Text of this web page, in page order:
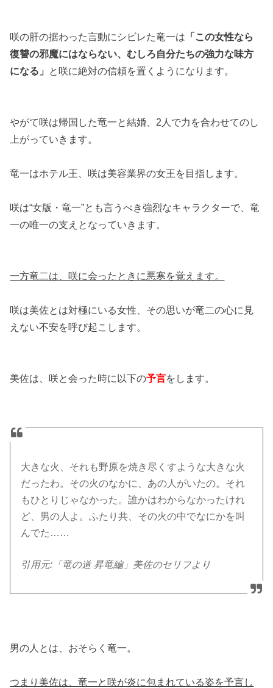
咲の肝の据わった言動にシビレた竜一は 「この女性なら
復讐の邪魔にはならない、むしろ自分たちの強力な味方
になる」
と咲に絶対の信頼を置くようになります。
やがて咲は帰国した竜一と結婚、2人で力を合わせてのし
上がっていきます。
竜一はホテル王、咲は美容業界の女王を目指します。
咲は“女版・竜一”とも言うべき強烈なキャラクターで、竜
一の唯一の支えとなっていきます。
一方竜二は、咲に会ったときに悪寒を覚えます。
咲は美佐とは対極にいる女性、その思いが竜二の心に見
えない不安を呼び起こします。
美佐は、咲と会った時に以下の予言をします。
大きな火、それも野原を焼き尽くすような大きな火
だったわ。その火のなかに、あの人がいたの。それ
もひとりじゃなかった。誰かはわからなかったけれ
ど、男の人よ。ふたり共、その火の中でなにかを叫
んでた……
引用元:「竜の道 昇竜編」美佐のセリフより
男の人とは、おそらく竜一。
つまり美佐は、竜一と咲が炎に包まれている姿を予言し